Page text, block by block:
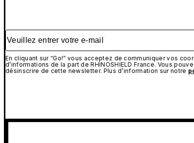
Veuillez entrer votre e-mail
En cliquant sur “Go!” vous acceptez de communiquer vos
d’informations de la part de RHINOSHIELD France. Vous
désinscrire de cette newsletter. Plus d’information sur notre